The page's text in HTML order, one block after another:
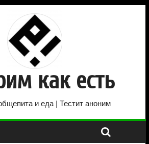
как есть
и еда | Тестит аноним